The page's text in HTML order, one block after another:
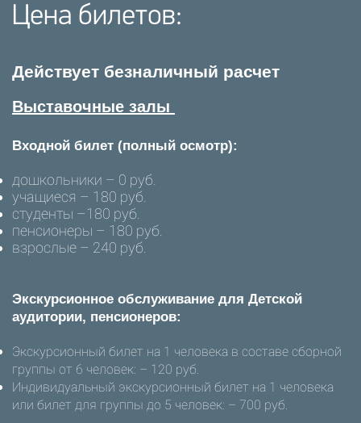
Цена билетов:
Действует безналичный расчет
Выставочные залы
Входной билет (полный осмотр):
дошкольники – 0 руб.
учащиеся – 180 руб.
студенты –180 руб.
пенсионеры – 180 руб.
взрослые – 240 руб.
Экскурсионное обслуживание для Детской
аудитории, пенсионеров:
Экскурсионный билет на 1 человека в составе сборной
группы от 6 человек: – 120 руб.
Индивидуальный экскурсионный билет на 1 человека
или билет для группы до 5 человек: – 700 руб.